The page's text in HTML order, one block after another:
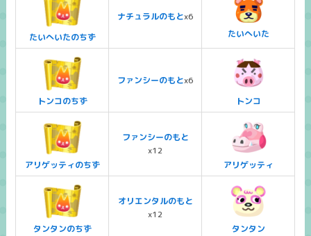
たいへいたのちず
ナチュラルのもとx6
たいへいた
トンコのちず
ファンシーのもとx6
トンコ
アリゲッティのちず
ファンシーのもと
x12
アリゲッティ
タンタンのちず
オリエンタルのもと
x12
タンタン